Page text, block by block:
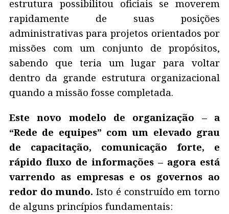
estrutura possibilitou oficiais se moverem
rapidamente de suas posições
administrativas para projetos orientados por
missões com um conjunto de propósitos,
sabendo que teria um lugar para voltar
dentro da grande estrutura organizacional
quando a missão fosse completada.
Este novo modelo de organização – a
“Rede de equipes” com um elevado grau
de capacitação, comunicação forte, e
rápido fluxo de informações – agora está
varrendo as empresas e os governos ao
redor do mundo. Isto é construído em torno
de alguns princípios fundamentais: